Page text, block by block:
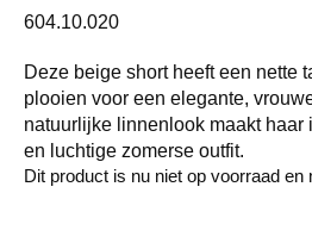
604.10.020
Deze beige short heeft een nette
plooien voor een elegante,
natuurlijke linnenlook maakt
en luchtige zomerse outfit.
Dit product is nu niet op voorraad en